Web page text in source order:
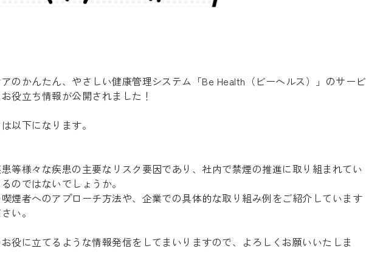
のかんたん、やさしい健康管理システム「Be Health（ビーヘルス）」のサービ
役立ち情報が公開されました！
以下になります。
等様々な疾患の主要なリスク要因であり、社内で禁煙の推進に取り組まれてい
のではないでしょうか。
煙者へのアプローチ方法や、企業での具体的な取り組み例をご紹介しています
い。
役に立てるような情報発信をしてまいりますので、よろしくお願いいたしま